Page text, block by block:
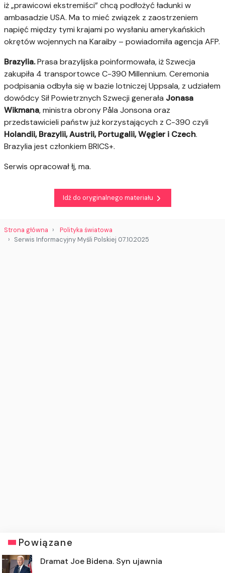
iż „prawicowi ekstremiści” chcą podłożyć ładunki w
ambasadzie USA. Ma to mieć związek z zaostrzeniem
napięć między tymi krajami po wysłaniu amerykańskich
okrętów wojennych na Karaiby – powiadomiła agencja AFP.
Brazylia.Prasa brazylijska poinformowała, iż Szwecja
zakupiła 4 transportowce C-390 Millennium. Ceremonia
podpisania odbyła się w bazie lotniczej Uppsala, z udziałem
dowódcy Sił Powietrznych Szwecji generała Jonasa
Wikmana, ministra obrony Påla Jonsona oraz
przedstawicieli państw już korzystających z C-390 czyli
Holandii, Brazylii, Austrii, Portugalii, Węgier i Czech.
Brazylia jest członkiem BRICS+.
Serwis opracował łj, ma.
Idź do oryginalnego materiału
Strona główna
Polityka światowa
Serwis Informacyjny Myśli Polskiej 07.10.2025
Powiązane
Dramat Joe Bidena. Syn ujawnia